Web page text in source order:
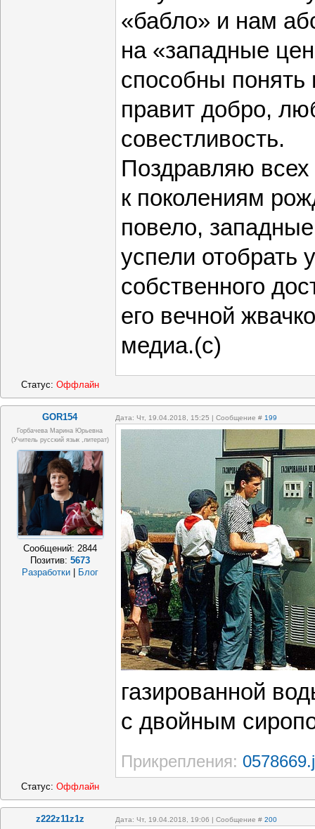
«бабло» и нам
на «западные
способны
правит добро,
совестливость.
Поздравляю всех
к поколениям
повело,
успели отобрать
собственного
его вечной
медиа.(с)
Статус: Оффлайн
GOR154 Дата: Чт, 19.04.2018, 15:25 | Сообщение # 199
Горбачева Марина Юрьевна
(учитель русский язык ,литерат)
Сообщений: 2844
Позитив: 5673
Разработки
Блог
газированной
с двойным
Прикрепления:
Статус: Оффлайн
z222z11z1z Дата: Чт, 19.04.2018, 19:06 | Сообщение # 200